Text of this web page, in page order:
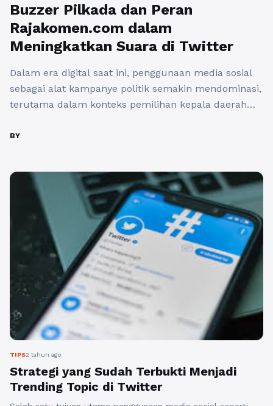
Buzzer Pilkada dan Peran
Rajakomen.com dalam
Meningkatkan Suara di Twitter
Dalam era digital saat ini, penggunaan media sosial
sebagai alat kampanye politik semakin mendominasi,
terutama dalam konteks pemilihan kepala daerah
mencolok adalah munculnya buzzer pilkada di
mendukung kandidat tertentu. Di tengah persaingan
yang ketat, platform seperti rajakomen.com dapat ...
Baca Selengkapnya
BY
TIPS2 tahun ago
Strategi yang Sudah Terbukti Menjadi
Trending Topic di Twitter